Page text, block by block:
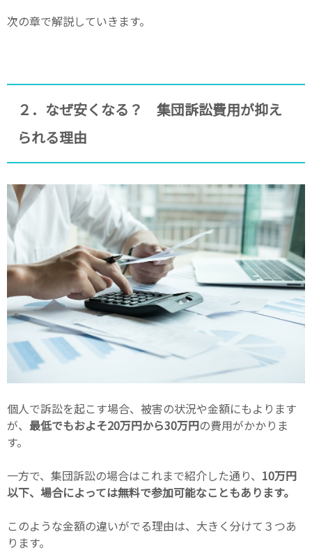
次の章で解説していきます。
２．なぜ安くなる？ 集団訴訟費用が抑え
られる理由
個人で訴訟を起こす場合、被害の状況や金額にもよります
が、 最低でもおよそ20万円から30万円の費用がかかりま
す。
一方で、集団訴訟の場合はこれまで紹介した通り、 10万円
以下、場合によっては無料で参加可能なこともあります。
このような金額の違いがでる理由は、大きく分けて３つあ
ります。